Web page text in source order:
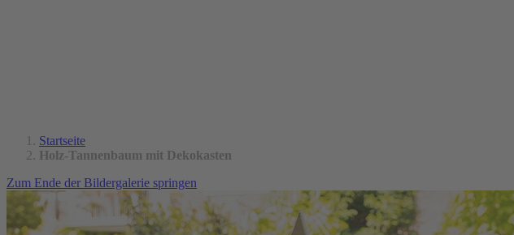
Startseite
Holz-Tannenbaum mit Dekokasten
Zum Ende der Bildergalerie springen